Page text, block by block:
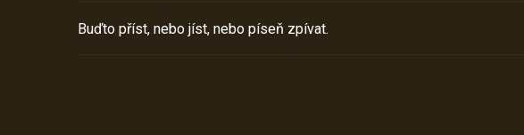
Buďto příst, nebo jíst, nebo píseň zpívat.